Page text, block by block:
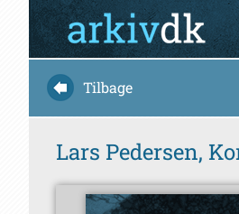
Tilbage
Lars Pedersen,